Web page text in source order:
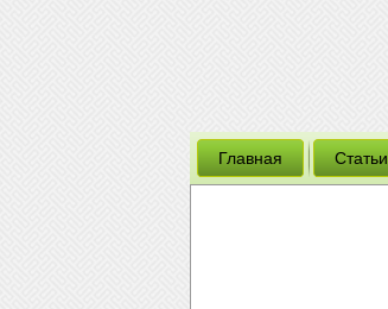
Главная Статьи